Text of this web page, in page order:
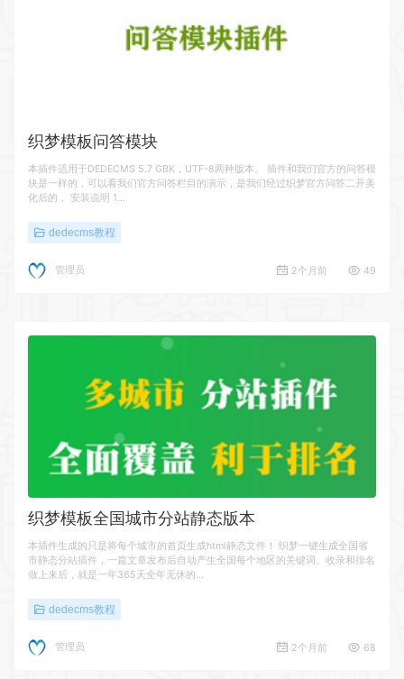
织梦模板问答模块
本插件适用于DEDECMS 5.7 GBK，UTF-8两种版本。 插件和我们官方的问答模
块是一样的，可以看我们官方问答栏目的演示，是我们经过织梦官方问答二开美
化后的， 安装说明 1…
dedecms教程
管理员 2个月前 49
织梦模板全国城市分站静态版本
本插件生成的只是将每个城市的首页生成html静态文件！ 织梦一键生成全国省
市静态分站插件，一篇文章发布后自动产生全国每个地区的关键词。收录和排名
做上来后，就是一年365天全年无休的…
dedecms教程
管理员 2个月前 68